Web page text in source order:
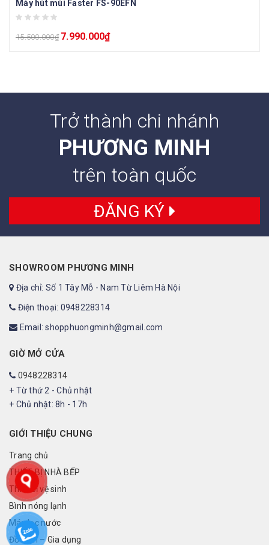
Máy hút mùi Faster FS-90EFN
15.500.000₫ 7.990.000₫
Trở thành chi nhánh
PHƯƠNG MINH
trên toàn quốc
ĐĂNG KÝ
SHOWROOM PHƯƠNG MINH
Địa chỉ: Số 1 Tây Mỗ - Nam Từ Liêm Hà Nội
Điện thoại: 0948228314
Email: shopphuongminh@gmail.com
GIỜ MỞ CỬA
0948228314
+ Từ thứ 2 - Chủ nhật
+ Chủ nhật: 8h - 17h
GIỚI THIỆU CHUNG
Trang chủ
THIẾT BỊ NHÀ BẾP
Thiết bị vệ sinh
Bình nóng lạnh
Máy lọc nước
Đồ điện – Gia dụng